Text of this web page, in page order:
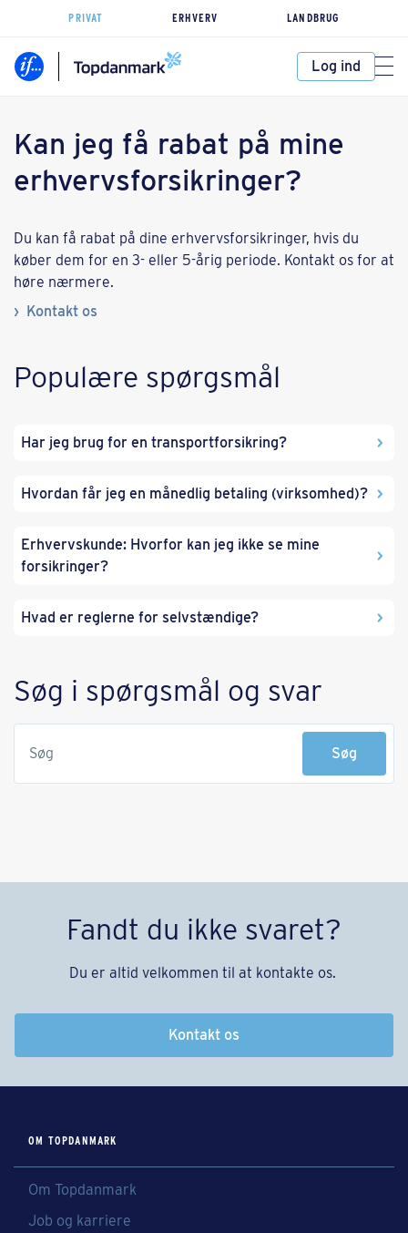
PRIVAT ERHVERV LANDBRUG
Log ind
Kan jeg få rabat på mine
erhvervsforsikringer?
Du kan få rabat på dine erhvervsforsikringer, hvis du
køber dem for en 3- eller 5-årig periode. Kontakt os for at
høre nærmere.
Kontakt os
Populære spørgsmål
Har jeg brug for en transportforsikring?
Hvordan får jeg en månedlig betaling (virksomhed)?
Erhvervskunde: Hvorfor kan jeg ikke se mine
forsikringer?
Hvad er reglerne for selvstændige?
Søg i spørgsmål og svar
Søg Søg
Fandt du ikke svaret?
Du er altid velkommen til at kontakte os.
Kontakt os
OM TOPDANMARK
Om Topdanmark
Job og karriere